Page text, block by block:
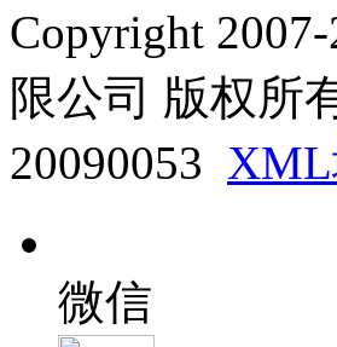
Copyright
限公司 版权所
20090053 XML
微信